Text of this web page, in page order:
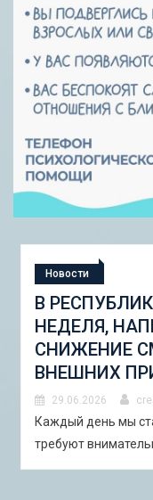
Новости
«ШКОЛА
ГОРОДСКОЙ
И ПИЛОТНЫЕ
АСТРАХАНИ»
29.06.2026
В Астрахани с 5 по
студенческая